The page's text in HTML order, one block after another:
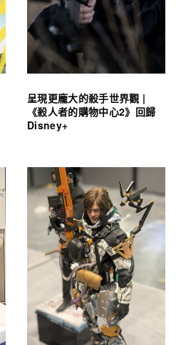
呈現更龐大的殺手世界觀 |
《殺人者的購物中心2》回歸
Disney+